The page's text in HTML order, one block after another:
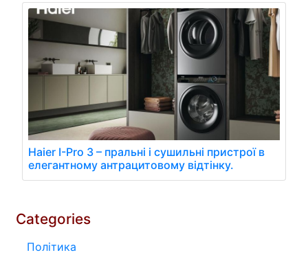
Haier I-Pro 3 – пральні і сушильні пристрої в
елегантному антрацитовому відтінку.
Categories
Політика